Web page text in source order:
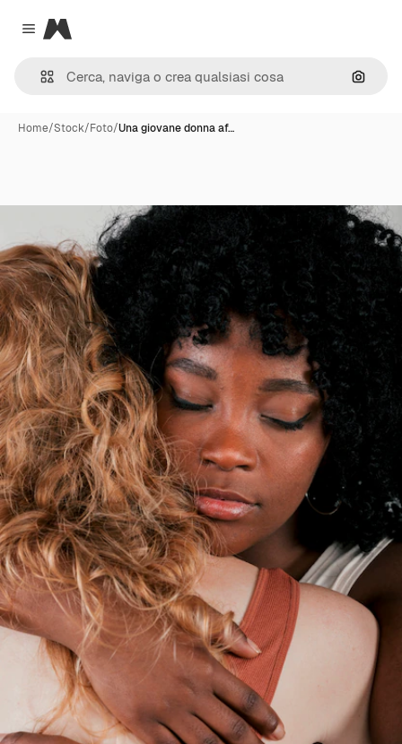
Close menu
Magnific
Cerca
Home/Stock/Foto/Una giovane donna af…